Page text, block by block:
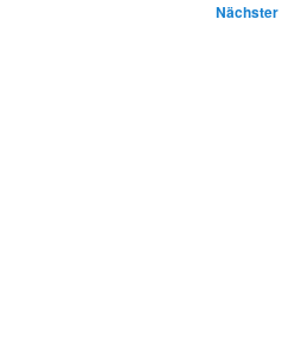
Nächster